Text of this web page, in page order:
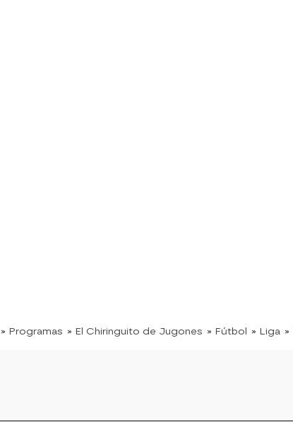
» Programas » El Chiringuito de Jugones » Fútbol » Liga »